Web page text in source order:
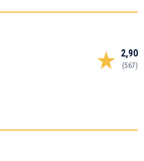
2,90
(567)